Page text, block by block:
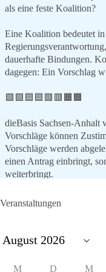
als eine feste Koalition?
Eine Koalition bedeutet
dauerhafte Bindungen.
dagegen: Ein Vorschlag
🟩🟩🟦🟦🟥🟥🟧🟧
dieBasis Sachsen-Anhalt
Vorschläge können
Vorschläge werden
einen Antrag einbringt,
weiterbringt.
Ablehnung. Keine
Entscheidungen? 👇
#dieBasis #SachsenAnhalt
Veranstaltungen
M D M